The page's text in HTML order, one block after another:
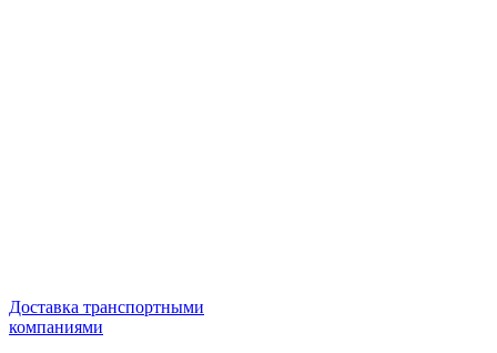
Доставка транспортными
компаниями